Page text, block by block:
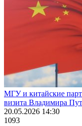
МГУ и китайские
визита Владимира
20.05.2026 14:30
1093